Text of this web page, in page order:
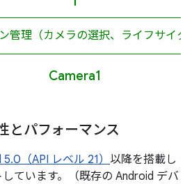
管理（カメラの選択、ライフサイク
Camera1
とパフォーマンス
（API レベル 21） 以降を搭載し
ています。（既存の Android デバ